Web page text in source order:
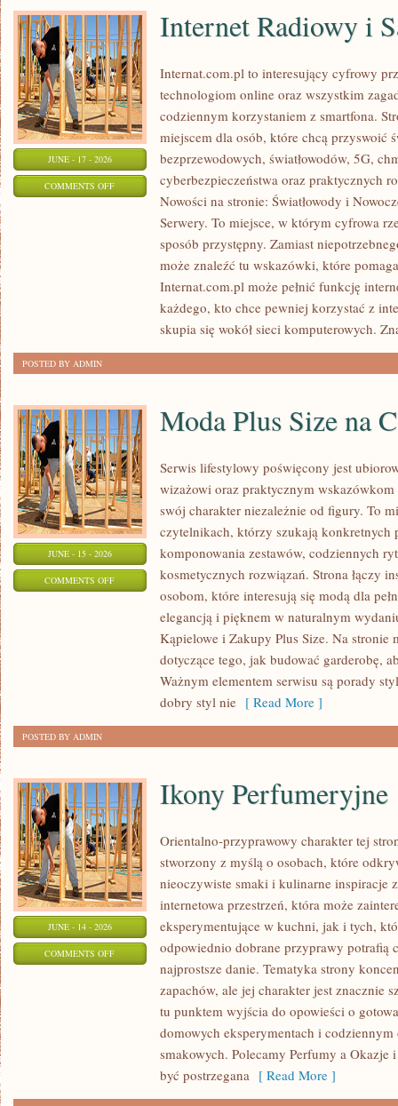
JUNE - 17 - 2026
COMMENTS OFFON
SATELITARNY
Internet Radiowy i
Internat.com.pl to interesujący cyfrowy
technologiom online oraz wszystkim
codziennym korzystaniem z smartfona.
miejscem dla osób, które chcą przyswoić
bezprzewodowych, światłowodów, 5G,
cyberbezpieczeństwa oraz praktycznych
Nowości na stronie: Światłowody i
Serwery. To miejsce, w którym cyfrowa
sposób przystępny. Zamiast
może znaleźć tu wskazówki, które
Internat.com.pl może pełnić funkcję
każdego, kto chce pewniej korzystać z
skupia się wokół sieci komputerowych.
POSTED BY ADMIN
JUNE - 15 - 2026
COMMENTS OFFON
Moda Plus Size na
Serwis lifestylowy poświęcony jest
wizażowi oraz praktycznym
swój charakter niezależnie od figury. To
czytelnikach, którzy szukają konkretnych
komponowania zestawów, codziennych
kosmetycznych rozwiązań. Strona łączy
osobom, które interesują się modą dla
elegancją i pięknem w naturalnym
Kąpielowe i Zakupy Plus Size. Na stronie
dotyczące tego, jak budować garderobę,
Ważnym elementem serwisu są porady
dobry styl nie [ Read More ]
POSTED BY ADMIN
JUNE - 14 - 2026
COMMENTS OFFON
PERFUMERYJNE
Ikony Perfumeryjne
Orientalno-przyprawowy charakter tej
stworzony z myślą o osobach, które
nieoczywiste smaki i kulinarne inspiracje
internetowa przestrzeń, która może
eksperymentujące w kuchni, jak i tych,
odpowiednio dobrane przyprawy potrafią
najprostsze danie. Tematyka strony
zapachów, ale jej charakter jest znacznie
tu punktem wyjścia do opowieści o
domowych eksperymentach i
smakowych. Polecamy Perfumy a Okazje
być postrzegana [ Read More ]